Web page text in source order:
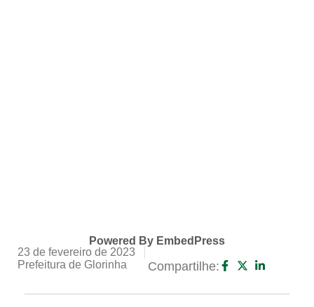
Powered By EmbedPress
23 de fevereiro de 2023
Prefeitura de Glorinha
Compartilhe: